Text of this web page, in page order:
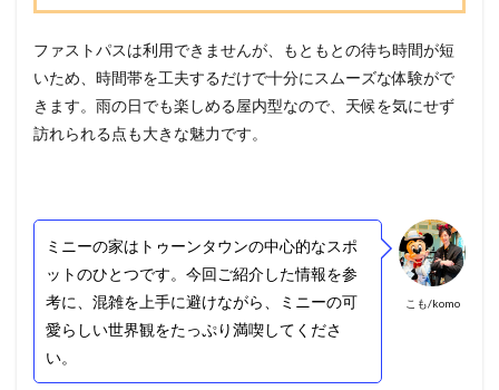
ファストパスは利用できませんが、もともとの待ち時間が短
いため、時間帯を工夫するだけで十分にスムーズな体験がで
きます。雨の日でも楽しめる屋内型なので、天候を気にせず
訪れられる点も大きな魅力です。
こも/komo
ミニーの家はトゥーンタウンの中心的なスポ
ットのひとつです。今回ご紹介した情報を参
考に、混雑を上手に避けながら、ミニーの可
愛らしい世界観をたっぷり満喫してくださ
い。